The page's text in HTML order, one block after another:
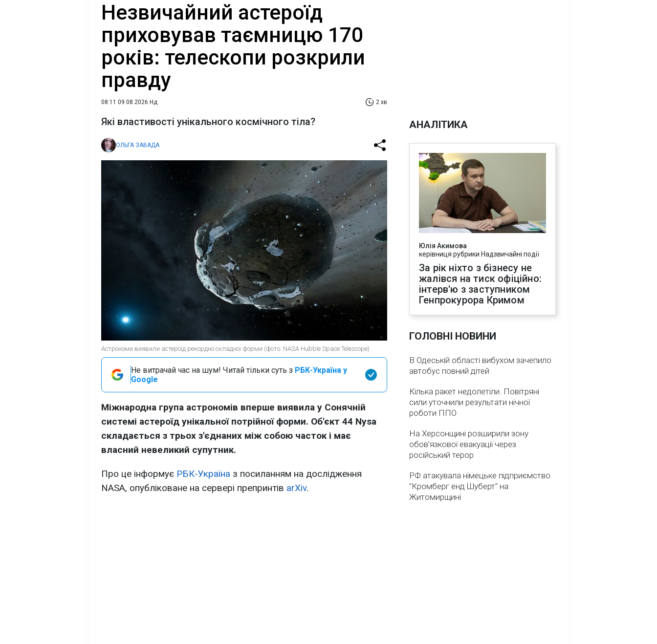
Незвичайний астероїд
приховував таємницю 170
років: телескопи розкрили
правду
08:11 09.08.2026 Нд 2 хв
Які властивості унікального космічного тіла?
ОЛЬГА ЗАВАДА
Астрономи виявили астероїд рекордно складної форми (фото: NASA Hubble Space Telescope)
Не витрачай час на шум! Читай тільки суть з РБК-Україна у
Google
Міжнародна група астрономів вперше виявила у Сонячній
системі астероїд унікальної потрійної форми. Об'єкт 44 Nysa
складається з трьох з'єднаних між собою часток і має
власний невеликий супутник.
Про це інформує РБК-Україна з посиланням на дослідження
NASA, опубліковане на сервері препринтів arXiv.
АНАЛІТИКА
Юлія Акимова
керівниця рубрики Надзвичайні події
За рік ніхто з бізнесу не
жалівся на тиск офіційно:
інтерв'ю з заступником
Генпрокурора Кримом
ГОЛОВНІ НОВИНИ
В Одеській області вибухом зачепило
автобус повний дітей
Кілька ракет недолетіли. Повітряні
сили уточнили результати нічної
роботи ППО
На Херсонщині розширили зону
обов’язкової евакуації через
російський терор
РФ атакувала німецьке підприємство
"Кромберг енд Шуберт" на
Житомирщині